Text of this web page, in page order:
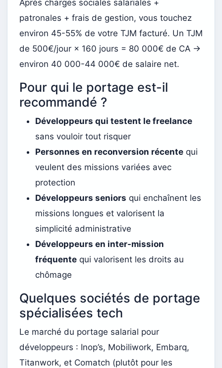
Après charges sociales salariales +
patronales + frais de gestion, vous touchez
environ 45-55% de votre TJM facturé. Un TJM
de 500€/jour × 160 jours = 80 000€ de CA →
environ 40 000-44 000€ de salaire net.
Pour qui le portage est-il
recommandé ?
Développeurs qui testent le freelance
sans vouloir tout risquer
Personnes en reconversion récente qui
veulent des missions variées avec
protection
Développeurs seniors qui enchaînent les
missions longues et valorisent la
simplicité administrative
Développeurs en inter-mission
fréquente qui valorisent les droits au
chômage
Quelques sociétés de portage
spécialisées tech
Le marché du portage salarial pour
développeurs : Inop’s, Mobiliwork, Embarq,
Titanwork, et Comatch (plutôt pour les